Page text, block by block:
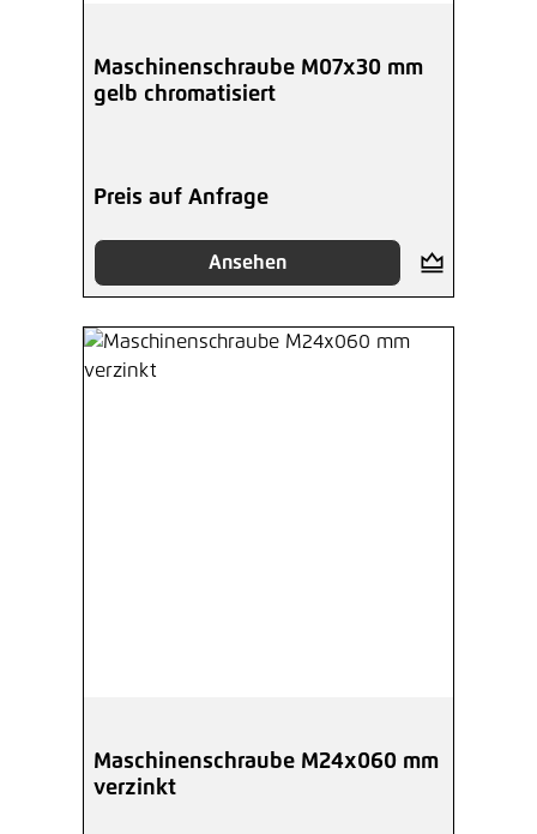
Maschinenschraube M07x30 mm
gelb chromatisiert
Preis auf Anfrage
Ansehen
Maschinenschraube M24x060 mm
verzinkt